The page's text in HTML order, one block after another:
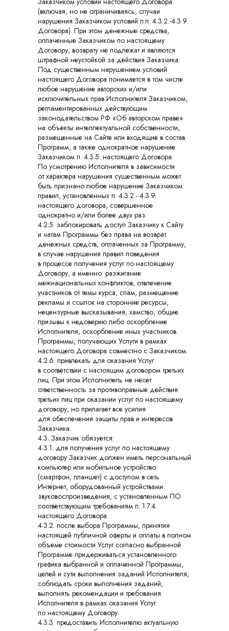
(включая, но не ограничиваясь, случаи
нарушения Заказчиком условий п.п. 4.3.2.-4.3.9.
Договора). При этом денежные средства,
оплаченные Заказчиком по настоящему
Договору, возврату не подлежат и являются
штрафной неустойкой за действия Заказчика.
Под существенным нарушением условий
настоящего Договора понимается в том числе
любое нарушение авторских и/или
исключительных прав Исполнителя Заказчиком,
регламентированных действующим
законодательством РФ «Об авторском праве»
на объекты интеллектуальной собственности,
размещенные на Сайте или входящие в состав
Программ, а также однократное нарушение
Заказчиком п. 4.3.5. настоящего Договора.
По усмотрению Исполнителя в зависимости
от характера нарушения существенным может
быть признано любое нарушение Заказчиком
правил, установленных п. 4.3.2.- 4.3.9.
настоящего договора, совершенное
однократно и/или более двух раз.
4.2.5. заблокировать доступ Заказчику к Сайту
и чатам Программы без права на возврат
денежных средств, оплаченных за Программу,
в случае нарушения правил поведения
в процессе получения услуг по настоящему
Договору, а именно: разжигание
межнациональных конфликтов, отвлечение
участников от темы курса, спам, размещение
рекламы и ссылок на сторонние ресурсы,
нецензурные высказывания, хамство, общие
призывы к недоверию либо оскорбление
Исполнителя, оскорбление иных участников
Программы, получающих Услуги в рамках
настоящего Договора совместно с Заказчиком.
4.2.6. привлекать для оказания Услуг
в соответствии с настоящим договором третьих
лиц. При этом Исполнитель не несет
ответственность за противоправные действия
третьих лиц при оказании услуг по настоящему
договору, но прилагает все усилия
для обеспечения защиты прав и интересов
Заказчика.
4.3. Заказчик обязуется:
4.3.1. для получения услуг по настоящему
договору Заказчик должен иметь персональный
компьютер или мобильное устройство
(смартфон, планшет) с доступом в сеть
Интернет, оборудованный устройствами
звуковоспроизведения, с установленным ПО
соответствующим требованиям п. 1.7.4.
настоящего Договора.
4.3.2. после выбора Программы, принятия
настоящей публичной оферты и оплаты в полном
объеме стоимости Услуг согласно выбранной
Программе придерживаться установленного
графика выбранной и оплаченной Программы,
целей и сути выполнения заданий Исполнителя,
соблюдать сроки выполнения заданий,
выполнять рекомендации и требования
Исполнителя в рамках оказания Услуг
по настоящему Договору.
4.3.3. предоставить Исполнителю актуальную